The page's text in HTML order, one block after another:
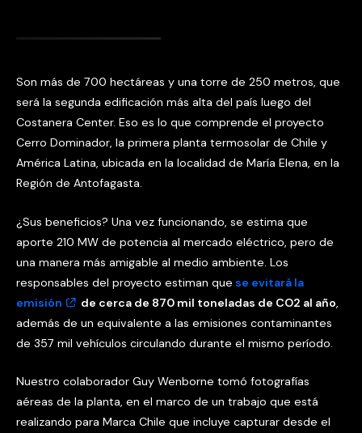
Son más de 700 hectáreas y una torre de 250 metros, que
será la segunda edificación más alta del país luego del
Costanera Center. Eso es lo que comprende el proyecto
Cerro Dominador, la primera planta termosolar de Chile y
América Latina, ubicada en la localidad de María Elena, en la
Región de Antofagasta.
¿Sus beneficios? Una vez funcionando, se estima que
aporte 210 MW de potencia al mercado eléctrico, pero de
una manera más amigable al medio ambiente. Los
responsables del proyecto estiman que se evitará la
emisión
de cerca de 870 mil toneladas de CO2 al año,
además de un equivalente a las emisiones contaminantes
de 357 mil vehículos circulando durante el mismo período.
Nuestro colaborador Guy Wenborne tomó fotografías
aéreas de la planta, en el marco de un trabajo que está
realizando para Marca Chile que incluye capturar desde el